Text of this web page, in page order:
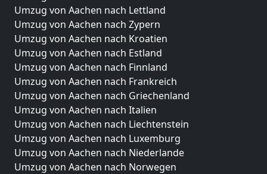
Umzug von Aachen nach Lettland
Umzug von Aachen nach Zypern
Umzug von Aachen nach Kroatien
Umzug von Aachen nach Estland
Umzug von Aachen nach Finnland
Umzug von Aachen nach Frankreich
Umzug von Aachen nach Griechenland
Umzug von Aachen nach Italien
Umzug von Aachen nach Liechtenstein
Umzug von Aachen nach Luxemburg
Umzug von Aachen nach Niederlande
Umzug von Aachen nach Norwegen